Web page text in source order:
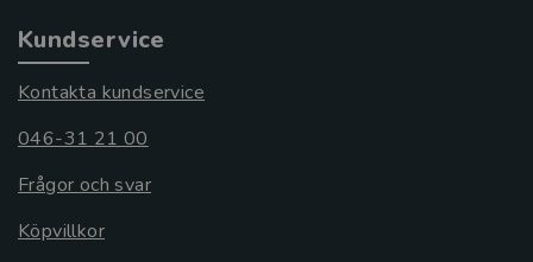
Kundservice
Kontakta kundservice
046-31 21 00
Frågor och svar
Köpvillkor